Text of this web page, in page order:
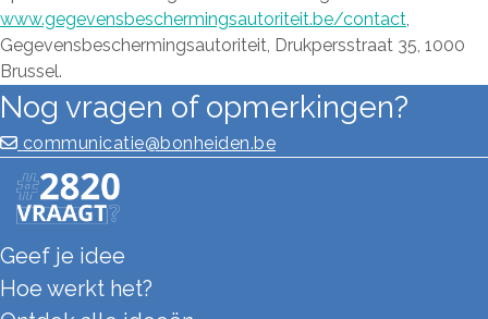
www.gegevensbeschermingsautoriteit.be/contact,
Gegevensbeschermingsautoriteit, Drukpersstraat 35, 1000
Brussel.
Nog vragen of opmerkingen?
communicatie@bonheiden.be
Geef je idee
Hoe werkt het?